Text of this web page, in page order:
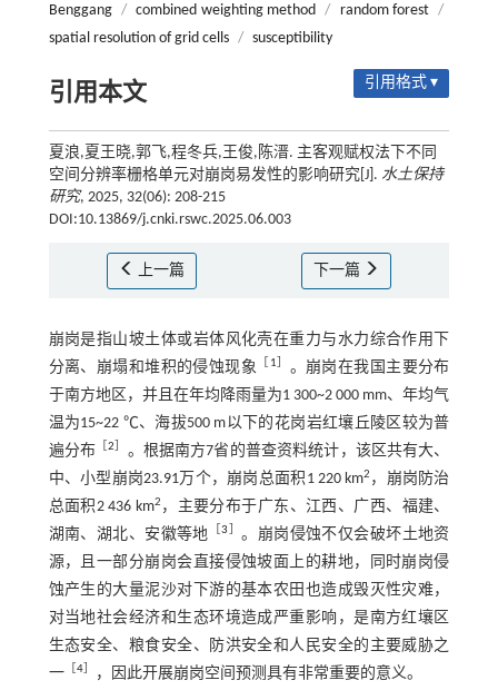
Benggang / combined weighting method / random forest /
spatial resolution of grid cells / susceptibility
引用本文 引用格式 ▾
夏浪,夏王晓,郭飞,程冬兵,王俊,陈溍. 主客观赋权法下不同
空间分辨率栅格单元对崩岗易发性的影响研究[J]. 水土保持
研究, 2025, 32(06): 208-215
DOI:10.13869/j.cnki.rswc.2025.06.003
上一篇 下一篇
崩岗是指山坡土体或岩体风化壳在重力与水力综合作用下
分离、崩塌和堆积的侵蚀现象
1
。崩岗在我国主要分布
于南方地区，并且在年均降雨量为1 300~2 000 mm、年均气
温为15~22 ℃、海拔500 m以下的花岗岩红壤丘陵区较为普
遍分布 ［2
。根据南方7省的普查资料统计，该区共有大、
中、小型崩岗23.91万个，崩岗总面积1 220 km2 ，崩岗防治
总面积2 436 km2 ，主要分布于广东、江西、广西、福建、
湖南、湖北、安徽等地 ［3
。崩岗侵蚀不仅会破坏土地资
源，且一部分崩岗会直接侵蚀坡面上的耕地，同时崩岗侵
蚀产生的大量泥沙对下游的基本农田也造成毁灭性灾难，
对当地社会经济和生态环境造成严重影响，是南方红壤区
生态安全、粮食安全、防洪安全和人民安全的主要威胁之
一［ 4］ ，因此开展崩岗空间预测具有非常重要的意义。